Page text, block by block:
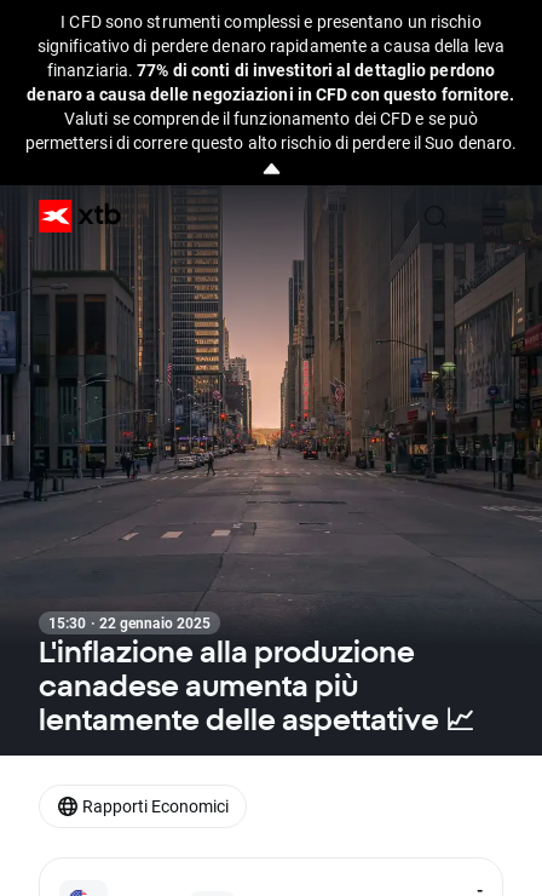
I CFD sono strumenti complessi e presentano un rischio
significativo di perdere denaro rapidamente a causa della leva
finanziaria.77% di conti di investitori al dettaglio perdono
denaro a causa delle negoziazioni in CFD con questo fornitore.
Valuti se comprende il funzionamento dei CFD e se può
permettersi di correre questo alto rischio di perdere il Suo denaro.
15:30 · 22 gennaio 2025
L'inflazione alla produzione
canadese aumenta più
lentamente delle aspettative 📈
-
Rapporti Economici